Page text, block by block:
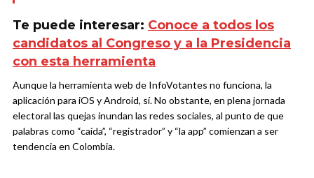
Te puede interesar: Conoce a todos los
candidatos al Congreso y a la Presidencia
con esta herramienta
Aunque la herramienta web de InfoVotantes no funciona, la
aplicación para iOS y Android, sí. No obstante, en plena jornada
electoral las quejas inundan las redes sociales, al punto de que
palabras como “caída”, “registrador” y “la app” comienzan a ser
tendencia en Colombia.